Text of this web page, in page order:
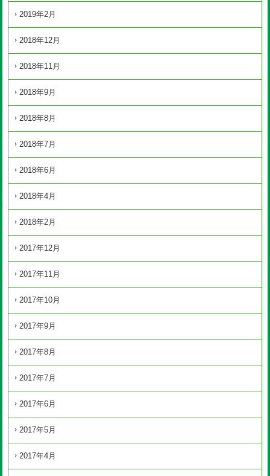
2019年2月
2018年12月
2018年11月
2018年9月
2018年8月
2018年7月
2018年6月
2018年4月
2018年2月
2017年12月
2017年11月
2017年10月
2017年9月
2017年8月
2017年7月
2017年6月
2017年5月
2017年4月